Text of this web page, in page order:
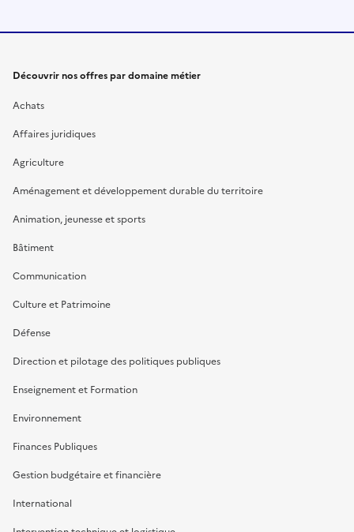
Découvrir nos offres par domaine métier
Achats
Affaires juridiques
Agriculture
Aménagement et développement durable du territoire
Animation, jeunesse et sports
Bâtiment
Communication
Culture et Patrimoine
Défense
Direction et pilotage des politiques publiques
Enseignement et Formation
Environnement
Finances Publiques
Gestion budgétaire et financière
International